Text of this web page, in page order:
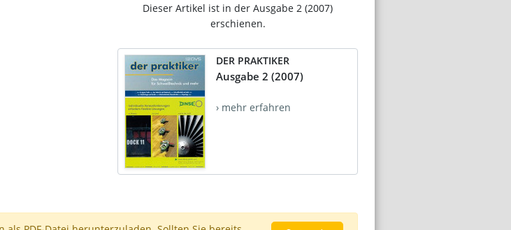
Dieser Artikel ist in der Ausgabe 2 (2007)
erschienen.
DER PRAKTIKER
Ausgabe 2 (2007)
› mehr erfahren